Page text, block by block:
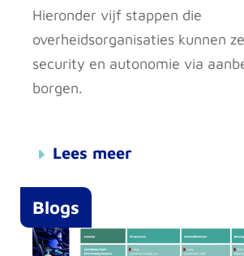
Hieronder vijf stappen die
overheidsorganisaties kunnen
security en autonomie via
borgen.
Lees meer
Blogs